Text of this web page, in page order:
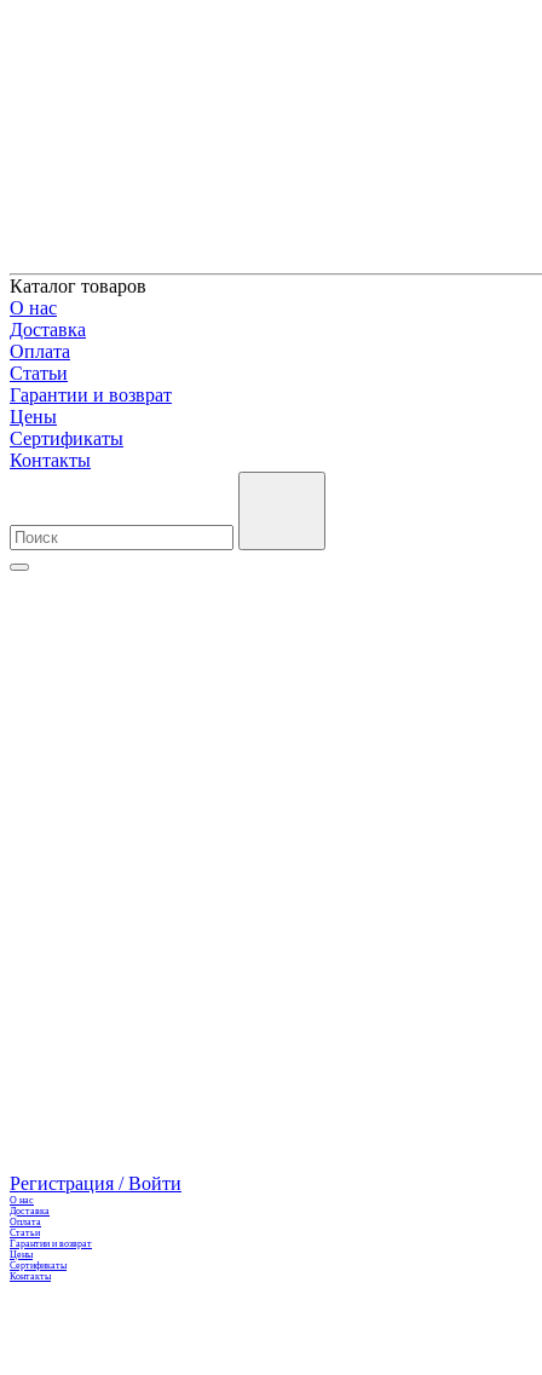
Каталог товаров
О нас
Доставка
Оплата
Cтатьи
Гарантии и возврат
Цены
Сертификаты
Контакты
Регистрация / Войти
О нас
Доставка
Оплата
Cтатьи
Гарантии и возврат
Цены
Сертификаты
Контакты